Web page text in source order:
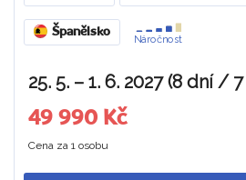
Španělsko
Náročnost
25. 5. – 1. 6. 2027 (8 dní /
49 990 Kč
Cena za 1 osobu